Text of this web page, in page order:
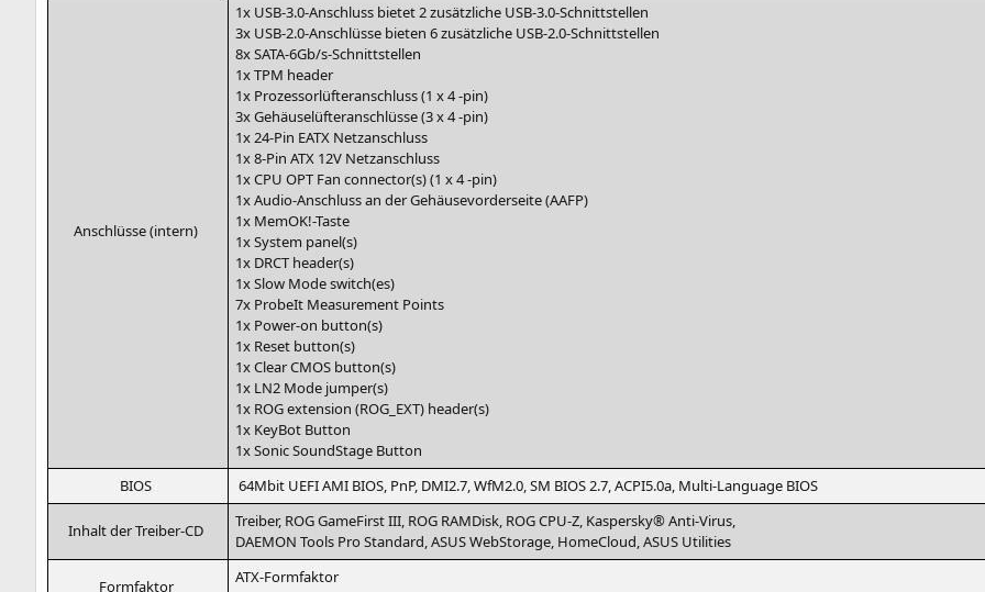
Anschlüs­se (intern)
1x USB‑3.0‑Anschluss bie­tet 2 zusätz­li­che USB‑3.0‑Schnittstellen
3x USB‑2.0‑Anschlüsse bie­ten 6 zusätz­li­che USB‑2.0‑Schnittstellen
8x SATA-6Gb/s‑­Schnitt­stel­len
1xTPM header
1x Pro­zes­sor­lüf­ter­an­schluss (1 x 4 ‑pin)
3x Gehäu­selüf­ter­an­schlüs­se (3 x 4 ‑pin)
1x 24-Pin EATX Netzanschluss
1x 8‑Pin ATX 12V Netzanschluss
1xCPU OPT Fan connector(s) (1 x 4 ‑pin)
1x Audio-Anschluss an der Gehäu­se­vor­der­sei­te (AAFP)
1x MemOK!-Taste
1x Sys­tem panel(s)
1x DRCT header(s)
1x Slow Mode switch(es)
7x Pro­be­It Mea­su­re­ment Points
1x Power-on button(s)
1x Reset button(s)
1x ClearCMOS button(s)
1x LN2 Mode jumper(s)
1x ROGexten­si­on (ROG_EXT) header(s)
1x Key­Bot Button
1x Sonic Sound­S­ta­ge Button
BIOS
64Mbit UEFIAMI BIOS , PnP, DMI2.7, WfM2.0, SM BIOS 2.7, ACPI5.0a, Mul­ti-Lan­guage BIOS
Inhalt der Treiber-CD Trei­ber, ROGGame­FirstIII ROG RAM­Disk, ROGCPU‑Z, Kas­pers­ky® Anti-Virus,
DAEMON Tools Pro Stan­dard, ASUSWebSto­rage, Home­Cloud, ASUS Utilities
Form­fak­tor
ATX-Form­fak­tor